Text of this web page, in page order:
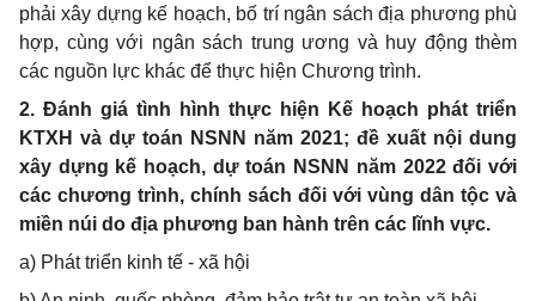
phải xây dựng kế hoạch, bố trí ngân sách địa phương phù
hợp, cùng với ngân sách trung ương và huy động thèm
các nguồn lực khác để thực hiện Chương trình.
2. Đánh giá tình hình thực hiện Kế hoạch phát triển
KTXH và dự toán NSNN năm 2021; đề xuất nội dung
xây dựng kế hoạch, dự toán NSNN năm 2022 đối với
các chương trình, chính sách đối với vùng dân tộc và
miền núi do địa phương ban hành trên các lĩnh vực.
a) Phát triển kinh tế - xã hội